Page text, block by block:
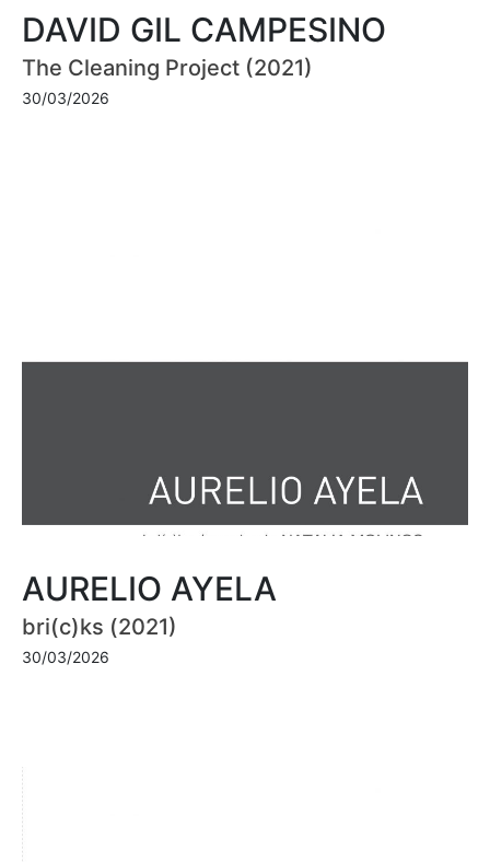
DAVID GIL CAMPESINO
The Cleaning Project (2021)
30/03/2026
AURELIO AYELA
bri(c)ks (2021)
30/03/2026